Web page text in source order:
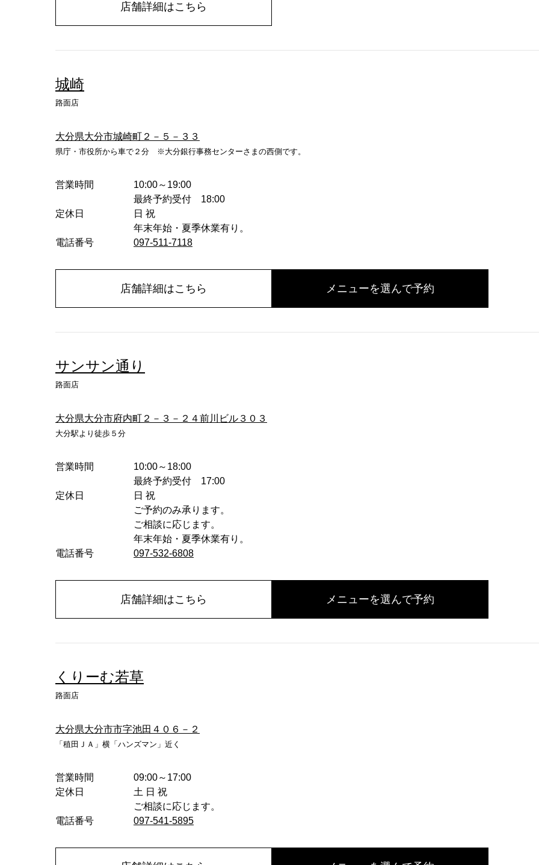
店舗詳細はこちら
城崎
路面店
大分県大分市城崎町２－５－３３
県庁・市役所から車で２分 ※大分銀行事務センターさまの西側です。
営業時間
10:00～19:00
最終予約受付 18:00
定休日
日 祝
年末年始・夏季休業有り。
電話番号
097-511-7118
メニューを選んで予約
店舗詳細はこちら
サンサン通り
路面店
大分県大分市府内町２－３－２４前川ビル３０３
大分駅より徒歩５分
営業時間
10:00～18:00
最終予約受付 17:00
定休日
日 祝
ご予約のみ承ります。
ご相談に応じます。
年末年始・夏季休業有り。
電話番号
097-532-6808
メニューを選んで予約
店舗詳細はこちら
くりーむ若草
路面店
大分県大分市市字池田４０６－２
「稙田ＪＡ」横「ハンズマン」近く
営業時間
09:00～17:00
定休日
土 日 祝
ご相談に応じます。
電話番号
097-541-5895